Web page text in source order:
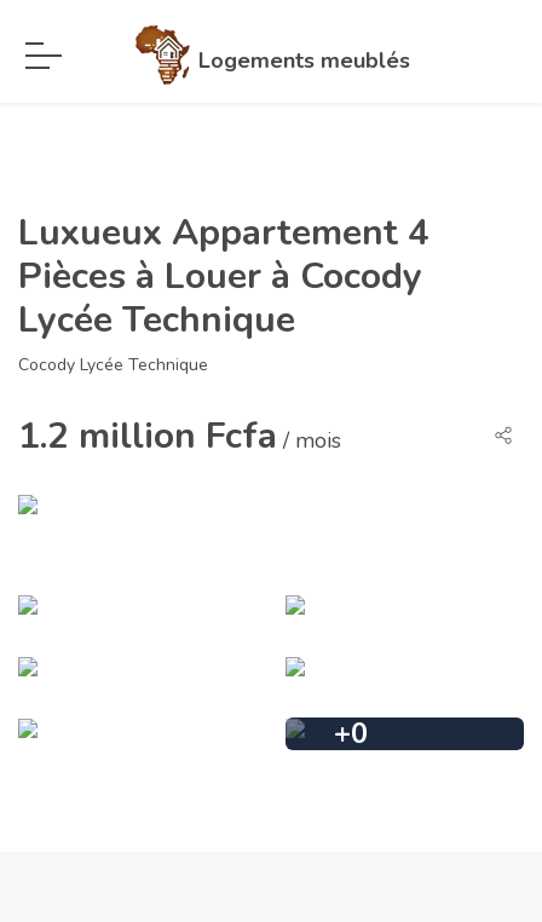
Logements meublés
Luxueux Appartement 4
Pièces à Louer à Cocody
Lycée Technique
Cocody Lycée Technique
1.2 million Fcfa / mois
+0